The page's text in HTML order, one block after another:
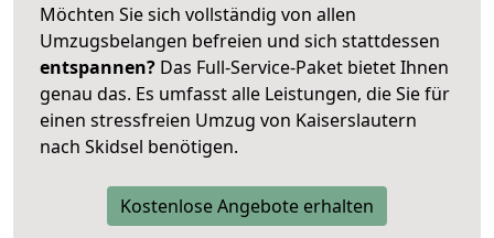
Möchten Sie sich vollständig von allen
Umzugsbelangen befreien und sich stattdessen
entspannen? Das Full-Service-Paket bietet Ihnen
genau das. Es umfasst alle Leistungen, die Sie für
einen stressfreien Umzug von Kaiserslautern
nach Skidsel benötigen.
Kostenlose Angebote erhalten